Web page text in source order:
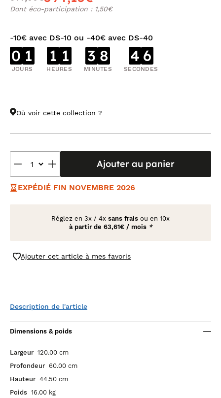
Dont éco-participation : 1,50€
-10€ avec DS-10 ou -40€ avec DS-40
0 1
JOURS
1 1
HEURES
3 8
MINUTES
4 6
SECONDES
Où voir cette collection ?
Ajouter au panier
EXPÉDIÉ FIN NOVEMBRE 2026
Réglez en 3x / 4x sans frais ou en 10x
à partir de 63,61€ / mois *
Ajouter cet article à mes favoris
Description de l'article
Dimensions & poids
Largeur 120.00 cm
Profondeur 60.00 cm
Hauteur 44.50 cm
Poids 16.00 kg